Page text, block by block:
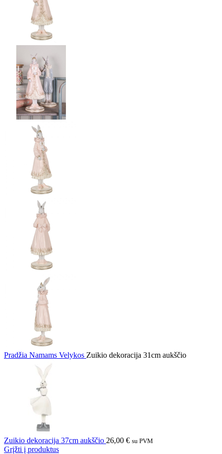
Pradžia Namams Velykos Zuikio dekoracija 31cm aukščio
Zuikio dekoracija 37cm aukščio 26,00 € su PVM
Grįžti į produktus